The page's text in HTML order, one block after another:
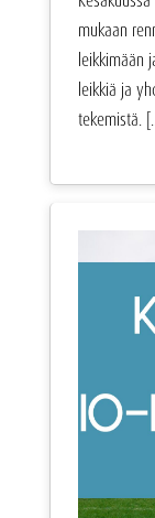
mukaan
leikkimään
leikkiä ja
tekemistä.